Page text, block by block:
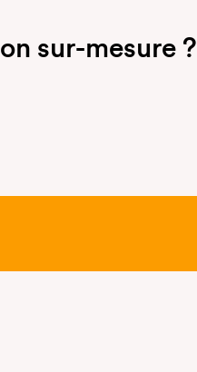
sur-mesure ?